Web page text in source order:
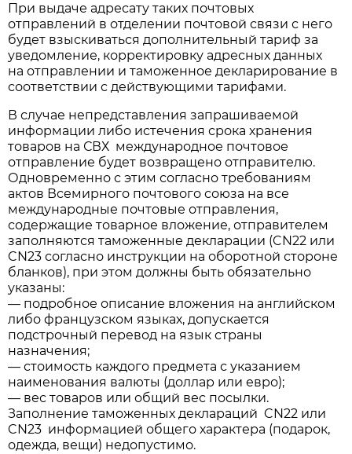
При выдаче адресату таких почтовых
отправлений в отделении почтовой связи с него
будет взыскиваться дополнительный тариф за
уведомление, корректировку адресных данных
на отправлении и таможенное декларирование в
соответствии с действующими тарифами.
В случае непредставления запрашиваемой
информации либо истечения срока хранения
товаров на СВХ международное почтовое
отправление будет возвращено отправителю.
Одновременно с этим согласно требованиям
актов Всемирного почтового союза на все
международные почтовые отправления,
содержащие товарное вложение, отправителем
заполняются таможенные декларации (CN22 или
CN23 согласно инструкции на оборотной стороне
бланков), при этом должны быть обязательно
указаны:
— подробное описание вложения на английском
либо французском языках, допускается
подстрочный перевод на язык страны
назначения;
— стоимость каждого предмета с указанием
наименования валюты (доллар или евро);
— вес товаров или общий вес посылки.
Заполнение таможенных деклараций CN22 или
CN23 информацией общего характера (подарок,
одежда, вещи) недопустимо.